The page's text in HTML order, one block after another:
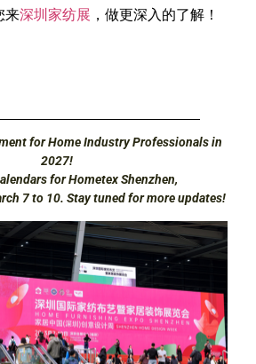
来深圳家纺展 ，做更深入的了解！
for Home Industry Professionals in
2027!
for Hometex Shenzhen,
7 to 10. Stay tuned for more updates!